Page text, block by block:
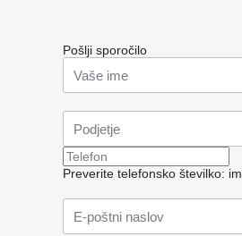
Pošlji sporočilo
Preverite telefonsko številko: